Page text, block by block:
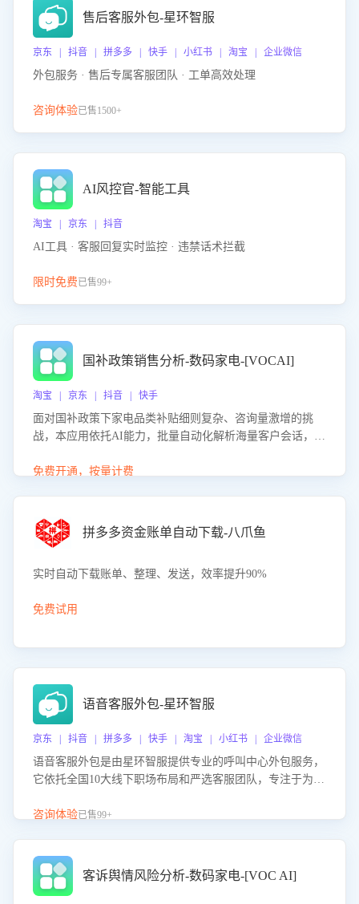
售后客服外包-星环智服
京东 | 抖音 | 拼多多 | 快手 | 小红书 | 淘宝 | 企业微信
外包服务 · 售后专属客服团队 · 工单高效处理
咨询体验已售1500+
AI风控官-智能工具
淘宝 | 京东 | 抖音
AI工具 · 客服回复实时监控 · 违禁话术拦截
限时免费已售99+
国补政策销售分析-数码家电-[VOCAI]
淘宝 | 京东 | 抖音 | 快手
面对国补政策下家电品类补贴细则复杂、咨询量激增的挑
战，本应用依托AI能力，批量自动化解析海量客户会话，精
购买意向，深度洞察决策动因。同时全面评估客服团队政策
度、客服转化能力及销售业绩。
免费开通，按量计费
拼多多资金账单自动下载-八爪鱼
实时自动下载账单、整理、发送，效率提升90%
免费试用
语音客服外包-星环智服
京东 | 抖音 | 拼多多 | 快手 | 淘宝 | 小红书 | 企业微信
语音客服外包是由星环智服提供专业的呼叫中心外包服务，
它依托全国10大线下职场布局和严选客服团队，专注于为企
客服团队和智能工具提升语音客服服务效率和质量，帮助企
咨询体验已售99+
客诉舆情风险分析-数码家电-[VOC AI]